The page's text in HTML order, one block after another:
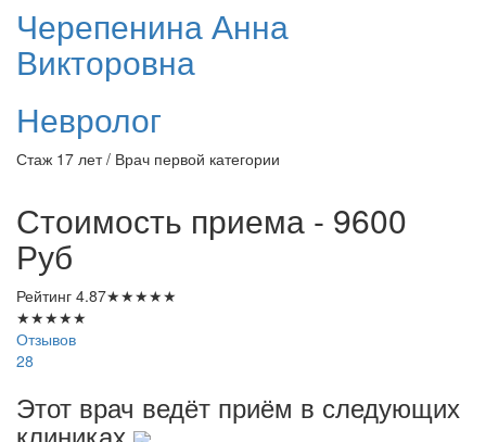
ЧерепенинаАнна
Викторовна
Невролог
Стаж 17 лет / Врач первой категории
Стоимость приема - 9600
Руб
Рейтинг 4.87★★★★★
★★★★★
Отзывов
28
Этот врач ведёт приём в следующих